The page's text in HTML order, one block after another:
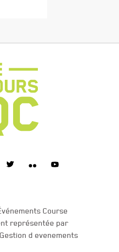
Course
représentée par
d evenements